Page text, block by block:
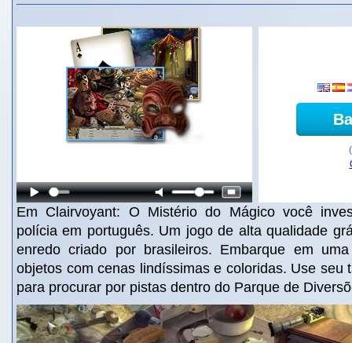
Em Clairvoyant: O Mistério do Mágico você
polícia em português. Um jogo de alta qualidade
enredo criado por brasileiros. Embarque em
objetos com cenas lindíssimas e coloridas. Use seu
para procurar por pistas dentro do Parque de